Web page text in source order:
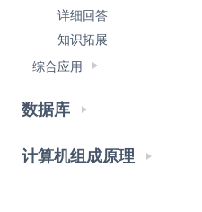
详细回答
知识拓展
综合应用
数据库
计算机组成原理